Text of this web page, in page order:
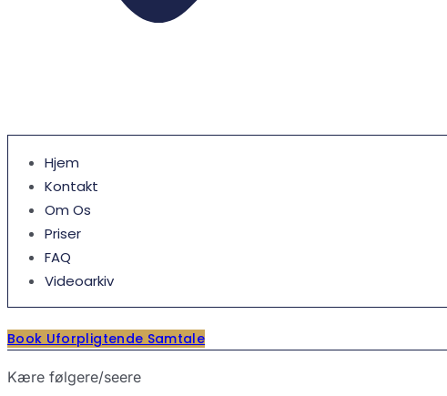
Hjem
Kontakt
Om Os
Priser
FAQ
Videoarkiv
Book Uforpligtende Samtale
Kære følgere/seere